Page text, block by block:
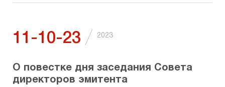
11-10-23 / 2023
О повестке дня заседания Совета
директоров эмитента